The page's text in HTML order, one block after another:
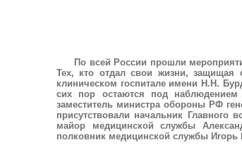
По всей России прошли
Тех, кто отдал свои жизни, защищая
клиническом госпитале имени Н.Н.
сих пор остаются под
заместитель министра обороны РФ
присутствовали начальник Главного
майор медицинской службы
полковник медицинской службы Игорь